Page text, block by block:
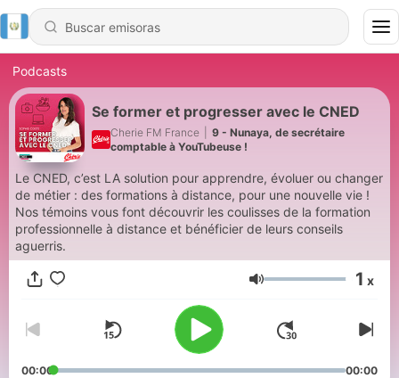
Podcasts
Se former et progresser avec le CNED
Cherie FM France
9 - Nunaya, de secrétaire
comptable à YouTubeuse !
Le CNED, c’est LA solution pour apprendre, évoluer ou changer
de métier : des formations à distance, pour une nouvelle vie !
Nos témoins vous font découvrir les coulisses de la formation
professionnelle à distance et bénéficier de leurs conseils
aguerris.
Volumen 1 x
00:00 00:00